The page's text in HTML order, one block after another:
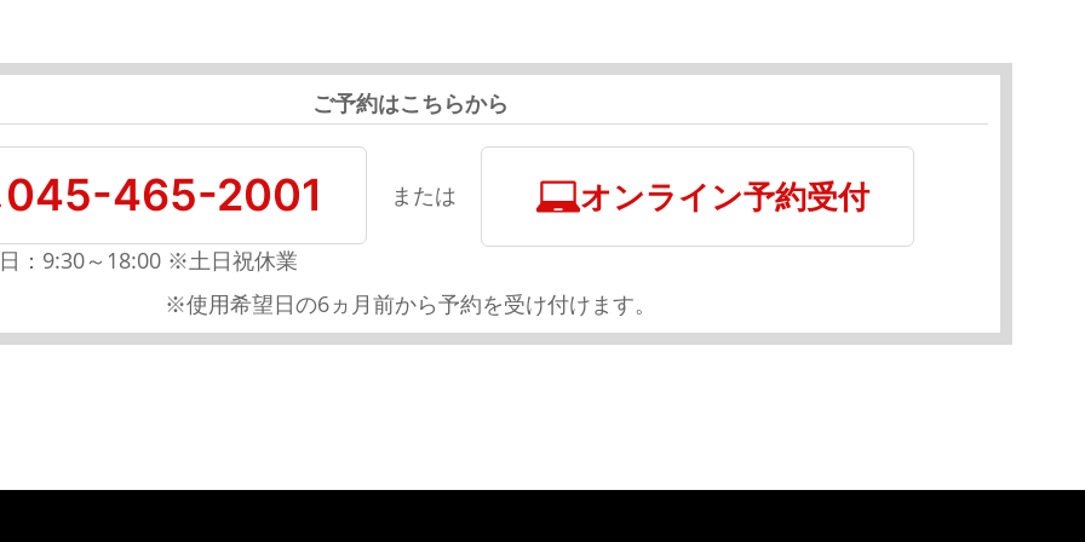
ご予約はこちらから
045-465-2001
：9:30～18:00 ※土日祝休業
または オンライン予約受付
※使用希望日の6ヵ月前から予約を受け付けます。